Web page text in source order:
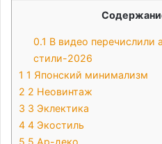
0.1 В видео перечислили
стили-2026
1 1 Японский минимализм
2 2 Неовинтаж
3 3 Эклектика
4 4 Экостиль